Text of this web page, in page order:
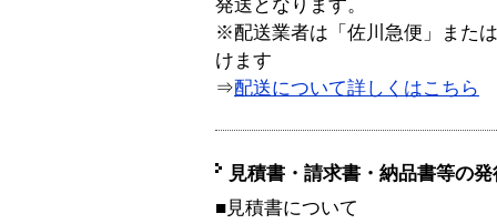
発送となります。
※配送業者は「佐川急便」また
けます
⇒配送について詳しくはこちら
見積書・請求書・納品書等の
■見積書について